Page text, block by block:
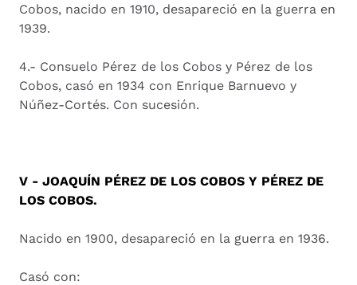
Cobos, nacido en 1910, desapareció en la guerra en
1939.
4.- Consuelo Pérez de los Cobos y Pérez de los
Cobos, casó en 1934 con Enrique Barnuevo y
Núñez-Cortés. Con sucesión.
V - JOAQUÍN PÉREZ DE LOS COBOS Y PÉREZ DE
LOS COBOS.
Nacido en 1900, desapareció en la guerra en 1936.
Casó con: